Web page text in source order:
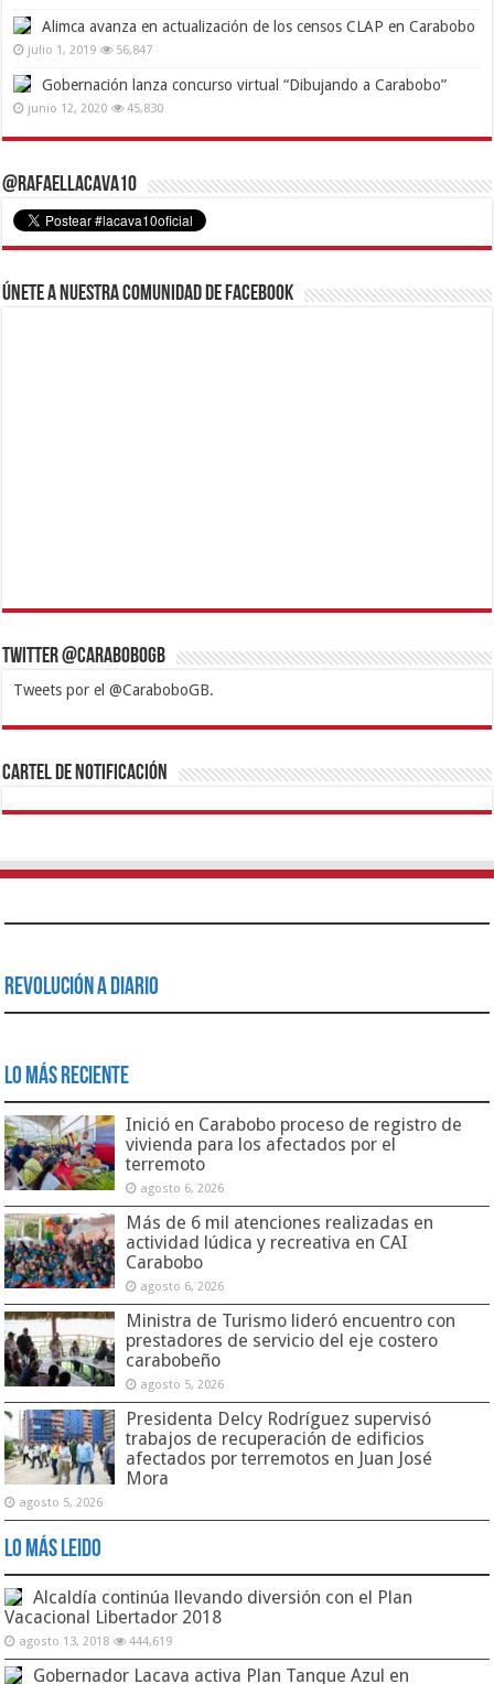
Alimca avanza en actualización de los censos CLAP en Carabobo
julio 1, 2019 56,847
Gobernación lanza concurso virtual “Dibujando a Carabobo”
junio 12, 2020 45,830
@RafaelLacava10
Únete a nuestra comunidad de Facebook
Twitter @CaraboboGB
Tweets por el @CaraboboGB.
1xbetBetturkeyBetistKralbetSupertotobetTipobetMatadorbetMariobet
https://mvbcasino.com/
Cartel de Notificación
Revolución a Diario
Lo Más Reciente
Inició en Carabobo proceso de registro de
vivienda para los afectados por el
terremoto
agosto 6, 2026
Más de 6 mil atenciones realizadas en
actividad lúdica y recreativa en CAI
Carabobo
agosto 6, 2026
Ministra de Turismo lideró encuentro con
prestadores de servicio del eje costero
carabobeño
agosto 5, 2026
Presidenta Delcy Rodríguez supervisó
trabajos de recuperación de edificios
afectados por terremotos en Juan José
Mora
agosto 5, 2026
Lo Más Leido
Alcaldía continúa llevando diversión con el Plan
Vacacional Libertador 2018
agosto 13, 2018 444,619
Gobernador Lacava activa Plan Tanque Azul en